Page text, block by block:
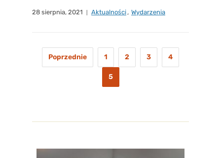
28 sierpnia, 2021 Aktualności , Wydarzenia
Poprzednie 1 2 3 4
5